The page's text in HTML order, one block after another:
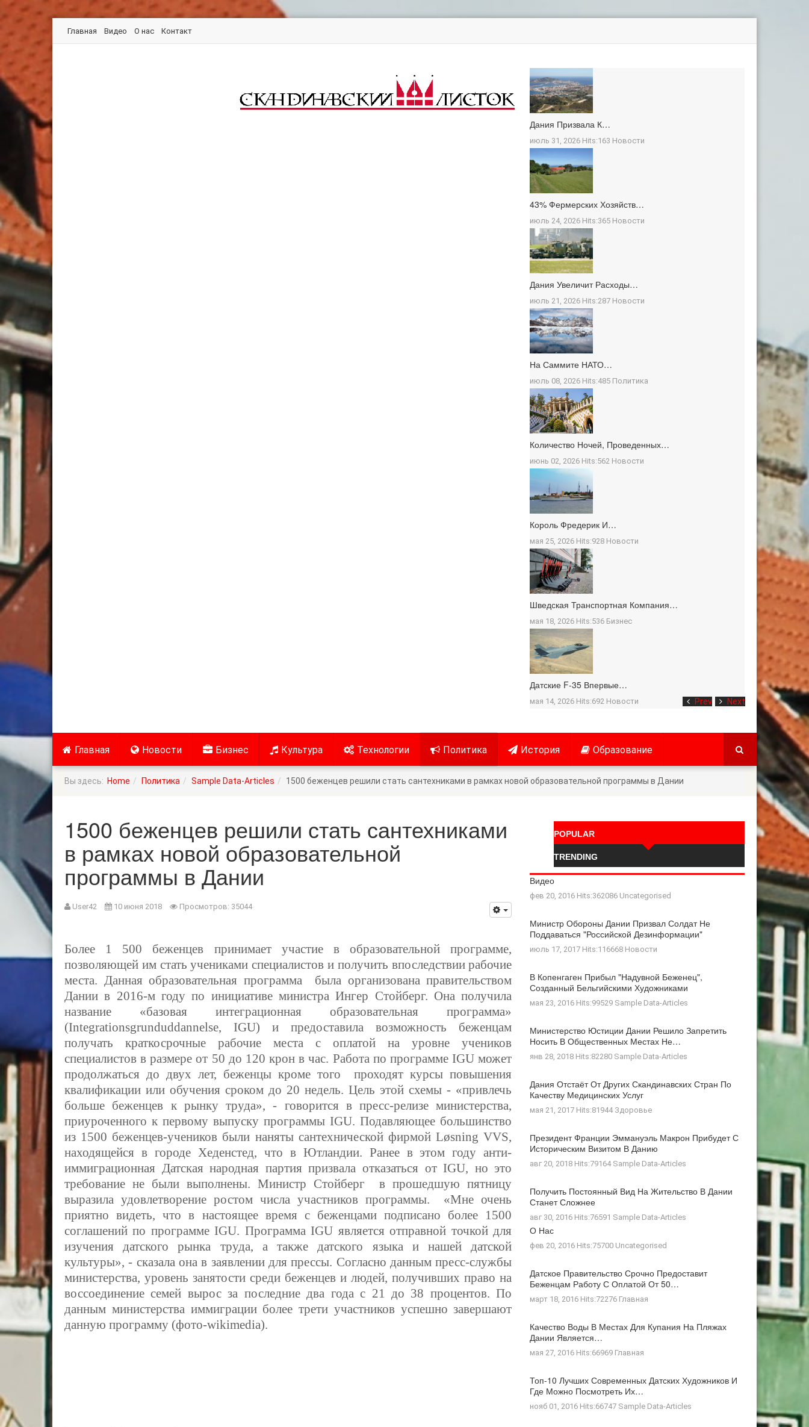
Главная Видео О нас Контакт
Prev Next
Дания Призвала К…
июль 31, 2026 Hits:163 Новости
43% Фермерских Хозяйств…
июль 24, 2026 Hits:365 Новости
Дания Увеличит Расходы…
июль 21, 2026 Hits:287 Новости
На Саммите НАТО…
июль 08, 2026 Hits:485 Политика
Количество Ночей, Проведенных…
июнь 02, 2026 Hits:562 Новости
Король Фредерик И…
мая 25, 2026 Hits:928 Новости
Шведская Транспортная Компания…
мая 18, 2026 Hits:536 Бизнес
Датские F-35 Впервые…
мая 14, 2026 Hits:692 Новости
Главная Новости Бизнес Культура Технологии Политика История Образование
Вы здесь: Home Политика Sample Data-Articles 1500 беженцев решили стать сантехниками в рамках новой образовательной программы в Дании
1500 беженцев решили стать сантехниками
в рамках новой образовательной
программы в Дании
User42 10 июня 2018 Просмотров: 35044
Более 1 500 беженцев принимает участие в образовательной программе,
позволяющей им стать учениками специалистов и получить впоследствии рабочие
места. Данная образовательная программа была организована правительством
Дании в 2016-м году по инициативе министра Ингер Стойберг. Она получила
название «базовая интеграционная образовательная программа»
(Integrationsgrunduddannelse, IGU) и предоставила возможность беженцам
получать краткосрочные рабочие места с оплатой на уровне учеников
специалистов в размере от 50 до 120 крон в час. Работа по программе IGU может
продолжаться до двух лет, беженцы кроме того проходят курсы повышения
квалификации или обучения сроком до 20 недель. Цель этой схемы - «привлечь
больше беженцев к рынку труда», - говорится в пресс-релизе министерства,
приуроченного к первому выпуску программы IGU. Подавляющее большинство
из 1500 беженцев-учеников были наняты сантехнической фирмой Løsning VVS,
находящейся в городе Хеденстед, что в Ютландии. Ранее в этом году анти-
иммиграционная Датская народная партия призвала отказаться от IGU, но это
требование не были выполнены. Министр Стойберг в прошедшую пятницу
выразила удовлетворение ростом числа участников программы. «Мне очень
приятно видеть, что в настоящее время с беженцами подписано более 1500
соглашений по программе IGU. Программа IGU является отправной точкой для
изучения датского рынка труда, а также датского языка и нашей датской
культуры», - сказала она в заявлении для прессы. Согласно данным пресс-службы
министерства, уровень занятости среди беженцев и людей, получивших право на
воссоединение семей вырос за последние два года с 21 до 38 процентов. По
данным министерства иммиграции более трети участников успешно завершают
данную программу (фото-wikimedia).
POPULAR
TRENDING
Видео
фев 20, 2016 Hits:362086 Uncategorised
Министр Обороны Дании Призвал Солдат Не
Поддаваться "российской Дезинформации"
июль 17, 2017 Hits:116668 Новости
В Копенгаген Прибыл "Надувной Беженец",
Созданный Бельгийскими Художниками
мая 23, 2016 Hits:99529 Sample Data-Articles
Министерство Юстиции Дании Решило Запретить
Носить В Общественных Местах Не…
янв 28, 2018 Hits:82280 Sample Data-Articles
Дания Отстаёт От Других Скандинавских Стран По
Качеству Медицинских Услуг
мая 21, 2017 Hits:81944 Здоровье
Президент Франции Эммануэль Макрон Прибудет С
Историческим Визитом В Данию
авг 20, 2018 Hits:79164 Sample Data-Articles
Получить Постоянный Вид На Жительство В Дании
Станет Сложнее
авг 30, 2016 Hits:76591 Sample Data-Articles
О Нас
фев 20, 2016 Hits:75700 Uncategorised
Датское Правительство Срочно Предоставит
Беженцам Работу С Оплатой От 50…
март 18, 2016 Hits:72276 Главная
Качество Воды В Местах Для Купания На Пляжах
Дании Является…
мая 27, 2016 Hits:66969 Главная
Топ-10 Лучших Современных Датских Художников И
Где Можно Посмотреть Их…
нояб 01, 2016 Hits:66747 Sample Data-Articles